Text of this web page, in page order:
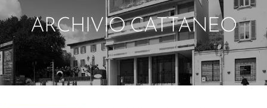
ARCHIVIO CATTANEO